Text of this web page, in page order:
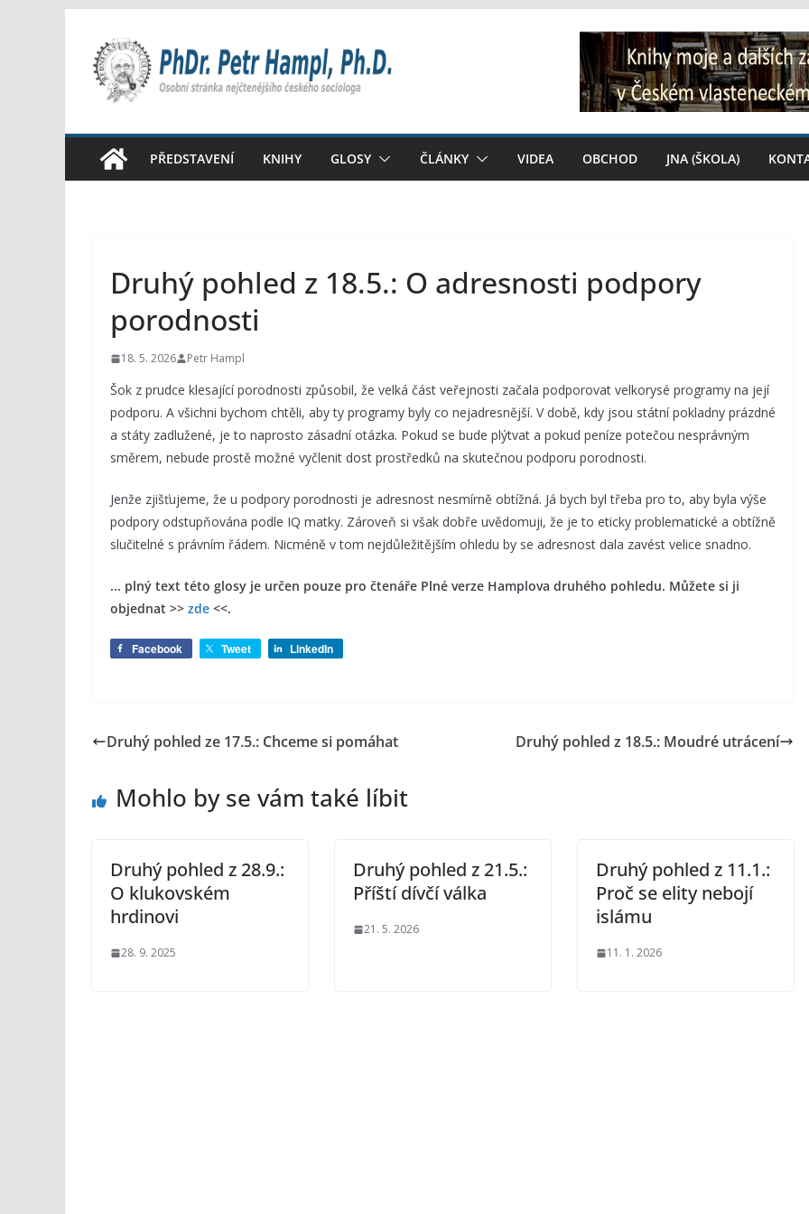
obsah
PŘEDSTAVENÍ KNIHY GLOSY ČLÁNKY VIDEA OBCHOD JNA (ŠKOLA)
Druhý pohled z 18.5.: O adresnosti podpory
porodnosti
18. 5. 2026 Petr Hampl
Šok z prudce klesající porodnosti způsobil, že velká část veřejnosti začala podporovat velkorysé programy na její
podporu. A všichni bychom chtěli, aby ty programy byly co nejadresnější. V době, kdy jsou státní pokladny prázdné
a státy zadlužené, je to naprosto zásadní otázka. Pokud se bude plýtvat a pokud peníze potečou nesprávným
směrem, nebude prostě možné vyčlenit dost prostředků na skutečnou podporu porodnosti.
Jenže zjišťujeme, že u podpory porodnosti je adresnost nesmírně obtížná. Já bych byl třeba pro to, aby byla výše
podpory odstupňována podle IQ matky. Zároveň si však dobře uvědomuji, že je to eticky problematické a obtížně
slučitelné s právním řádem. Nicméně v tom nejdůležitějším ohledu by se adresnost dala zavést velice snadno.
... plný text této glosy je určen pouze pro čtenáře Plné verze Hamplova druhého pohledu. Můžete si ji
objednat >> zde <<.
Facebook Tweet LinkedIn
Druhý pohled ze 17.5.: Chceme si pomáhat Druhý pohled z 18.5.: Moudré utrácení
Mohlo by se vám také líbit
Druhý pohled z 28.9.:
O klukovském
hrdinovi
28. 9. 2025
Druhý pohled z 21.5.:
Příští dívčí válka
21. 5. 2026
Druhý pohled z 11.1.:
Proč se elity nebojí
islámu
11. 1. 2026